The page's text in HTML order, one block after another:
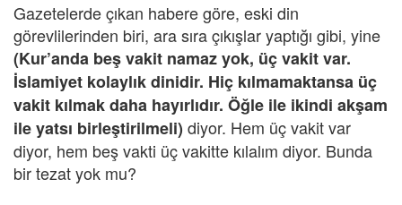
Gazetelerde çıkan habere göre, eski din
görevlilerinden biri, ara sıra çıkışlar yaptığı gibi, yine
(Kur’anda beş vakit namaz yok, üç vakit var.
İslamiyet kolaylık dinidir. Hiç kılmamaktansa üç
vakit kılmak daha hayırlıdır. Öğle ile ikindi akşam
ile yatsı birleştirilmeli) diyor. Hem üç vakit var
diyor, hem beş vakti üç vakitte kılalım diyor. Bunda
bir tezat yok mu?